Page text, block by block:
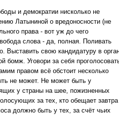
и демократии нисколько не
Латыниной о вредоносности (не
права - вот уж до чего
слова - да, полная. Поливать
Выставить свою кандидатуру в
бомж. Уговори за себя
правом всё обстоит несколько
не может. Не может быть у
у страны на шее, пожизненных
за тех, кто обещает завтра
должно быть у тех, за счёт чьих